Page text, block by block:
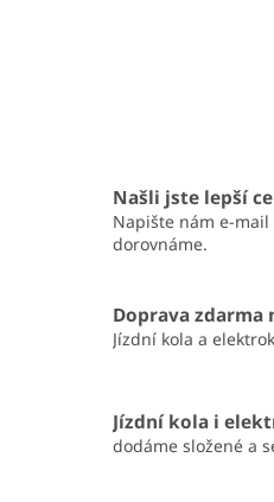
Našli jste lepší
Napište nám e-
dorovnáme.
Doprava zdarma
Jízdní kola a
Jízdní kola i
dodáme složené a